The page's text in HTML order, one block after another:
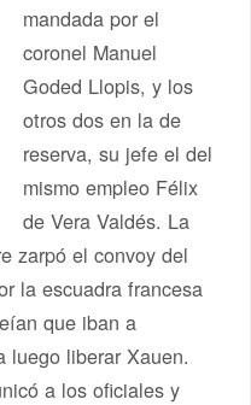
mandada por el
coronel Manuel
Goded Llopis, y los
otros dos en la de
reserva, su jefe el del
mismo empleo Félix
de Vera Valdés. La
zarpó el convoy del
la escuadra francesa
que iban a
luego liberar Xauen.
a los oficiales y